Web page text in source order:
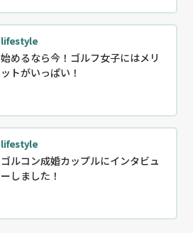
lifestyle
始めるなら今！ゴルフ女子にはメリ
ットがいっぱい！
lifestyle
ゴルコン成婚カップルにインタビュ
ーしました！